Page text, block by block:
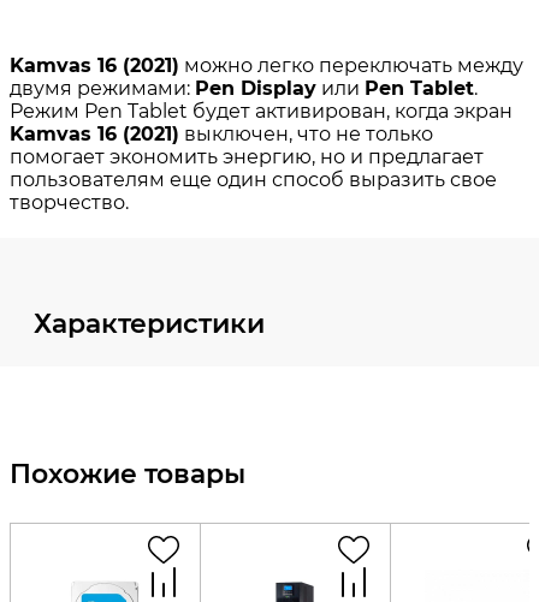
Характеристики
Похожие товары